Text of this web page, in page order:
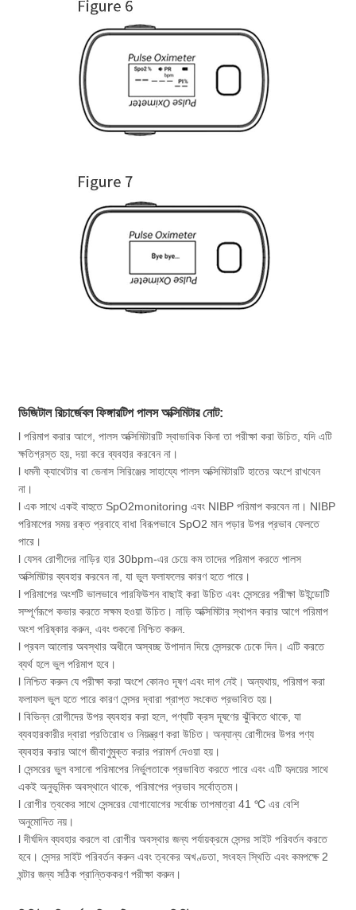
ডিজিটাল রিচার্জেবল ফিঙ্গারটিপ পালস অক্সিমিটার নোট:
l পরিমাপ করার আগে, পালস অক্সিমিটারটি স্বাভাবিক কিনা তা পরীক্ষা করা উচিত, যদি এটি
ক্ষতিগ্রস্ত হয়, দয়া করে ব্যবহার করবেন না।
l ধমনী ক্যাথেটার বা ভেনাস সিরিঞ্জের সাহায্যে পালস অক্সিমিটারটি হাতের অংশে রাখবেন
না।
l এক সাথে একই বাহুতে SpO2monitoring এবং NIBP পরিমাপ করবেন না। NIBP
পরিমাপের সময় রক্ত ​​​​প্রবাহে বাধা বিরূপভাবে SpO2 মান পড়ার উপর প্রভাব ফেলতে
পারে।
l যেসব রোগীদের নাড়ির হার 30bpm-এর চেয়ে কম তাদের পরিমাপ করতে পালস
অক্সিমিটার ব্যবহার করবেন না, যা ভুল ফলাফলের কারণ হতে পারে।
l পরিমাপের অংশটি ভালভাবে পারফিউশন বাছাই করা উচিত এবং সেন্সরের পরীক্ষা উইন্ডোটি
সম্পূর্ণরূপে কভার করতে সক্ষম হওয়া উচিত। নাড়ি অক্সিমিটার স্থাপন করার আগে পরিমাপ
অংশ পরিষ্কার করুন, এবং শুকনো নিশ্চিত করুন.
l প্রবল আলোর অবস্থার অধীনে অস্বচ্ছ উপাদান দিয়ে সেন্সরকে ঢেকে দিন। এটি করতে
ব্যর্থ হলে ভুল পরিমাপ হবে।
l নিশ্চিত করুন যে পরীক্ষা করা অংশে কোনও দূষণ এবং দাগ নেই। অন্যথায়, পরিমাপ করা
ফলাফল ভুল হতে পারে কারণ সেন্সর দ্বারা প্রাপ্ত সংকেত প্রভাবিত হয়।
l বিভিন্ন রোগীদের উপর ব্যবহার করা হলে, পণ্যটি ক্রস দূষণের ঝুঁকিতে থাকে, যা
ব্যবহারকারীর দ্বারা প্রতিরোধ ও নিয়ন্ত্রণ করা উচিত। অন্যান্য রোগীদের উপর পণ্য
ব্যবহার করার আগে জীবাণুমুক্ত করার পরামর্শ দেওয়া হয়।
l সেন্সরের ভুল বসানো পরিমাপের নির্ভুলতাকে প্রভাবিত করতে পারে এবং এটি হৃদয়ের সাথে
একই অনুভূমিক অবস্থানে থাকে, পরিমাপের প্রভাব সর্বোত্তম।
l রোগীর ত্বকের সাথে সেন্সরের যোগাযোগের সর্বোচ্চ তাপমাত্রা 41 ℃ এর বেশি
অনুমোদিত নয়।
l দীর্ঘদিন ব্যবহার করলে বা রোগীর অবস্থার জন্য পর্যায়ক্রমে সেন্সর সাইট পরিবর্তন করতে
হবে। সেন্সর সাইট পরিবর্তন করুন এবং ত্বকের অখণ্ডতা, সংবহন স্থিতি এবং কমপক্ষে 2
ঘন্টার জন্য সঠিক প্রান্তিককরণ পরীক্ষা করুন।